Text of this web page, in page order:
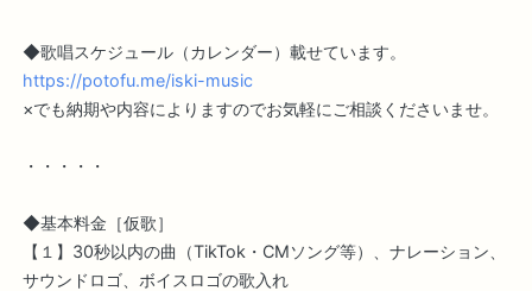
◆歌唱スケジュール（カレンダー）載せています。
https://potofu.me/iski-music
×でも納期や内容によりますのでお気軽にご相談くださいませ。
・・・・・
◆基本料金［仮歌］
【１】30秒以内の曲（TikTok・CMソング等）、ナレーション、
サウンドロゴ、ボイスロゴの歌入れ